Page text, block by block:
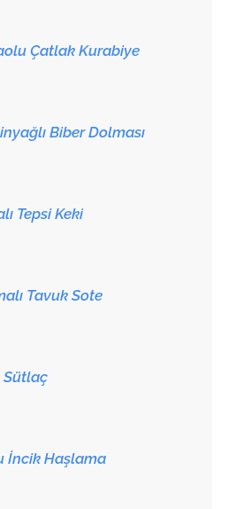
Çatlak Kurabiye
Biber Dolması
Tepsi Keki
Tavuk Sote
Sütlaç
İncik Haşlama